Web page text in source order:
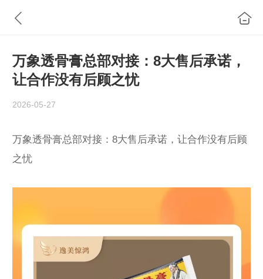
万象透骨膏总部对接：8大售后承诺，
让合作没有后顾之忧
2026-05-27
万象透骨膏总部对接：8大售后承诺，让合作没有后顾
之忧